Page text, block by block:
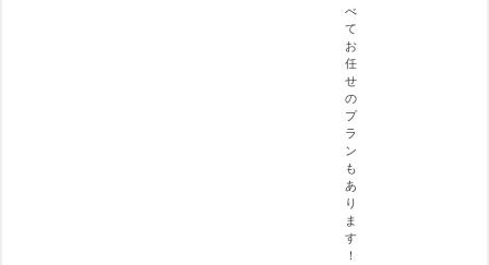
べ
て
お
任
せ
の
プ
ラ
ン
も
あ
り
ま
す
！